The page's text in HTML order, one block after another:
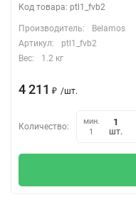
Код товара: ptl1_fvb2
Производитель:
Belamos
Артикул:
ptl1_fvb2
Вес:
1.2 кг
4 211 ₽ /шт.
Количество:
мин.
1
шт.